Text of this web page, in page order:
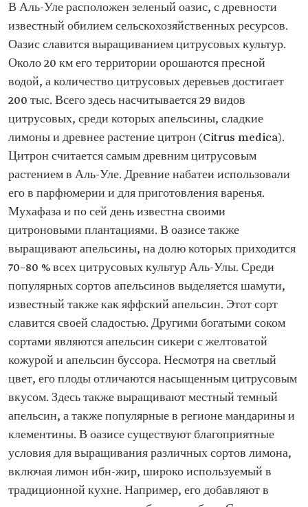
В Аль-Уле расположен зеленый оазис, с древности
известный обилием сельскохозяйственных ресурсов.
Оазис славится выращиванием цитрусовых культур.
Около 20 км его территории орошаются пресной
водой, а количество цитрусовых деревьев достигает
200 тыс. Всего здесь насчитывается 29 видов
цитрусовых, среди которых апельсины, сладкие
лимоны и древнее растение цитрон (Citrus medica).
Цитрон считается самым древним цитрусовым
растением в Аль-Уле. Древние набатеи использовали
его в парфюмерии и для приготовления варенья.
Мухафаза и по сей день известна своими
цитроновыми плантациями. В оазисе также
выращивают апельсины, на долю которых приходится
70–80 % всех цитрусовых культур Аль-Улы. Среди
популярных сортов апельсинов выделяется шамути,
известный также как яффский апельсин. Этот сорт
славится своей сладостью. Другими богатыми соком
сортами являются апельсин сикери с желтоватой
кожурой и апельсин буссора. Несмотря на светлый
цвет, его плоды отличаются насыщенным цитрусовым
вкусом. Здесь также выращивают местный темный
апельсин, а также популярные в регионе мандарины и
клементины. В оазисе существуют благоприятные
условия для выращивания различных сортов лимона,
включая лимон ибн-жир, широко используемый в
традиционной кухне. Например, его добавляют в